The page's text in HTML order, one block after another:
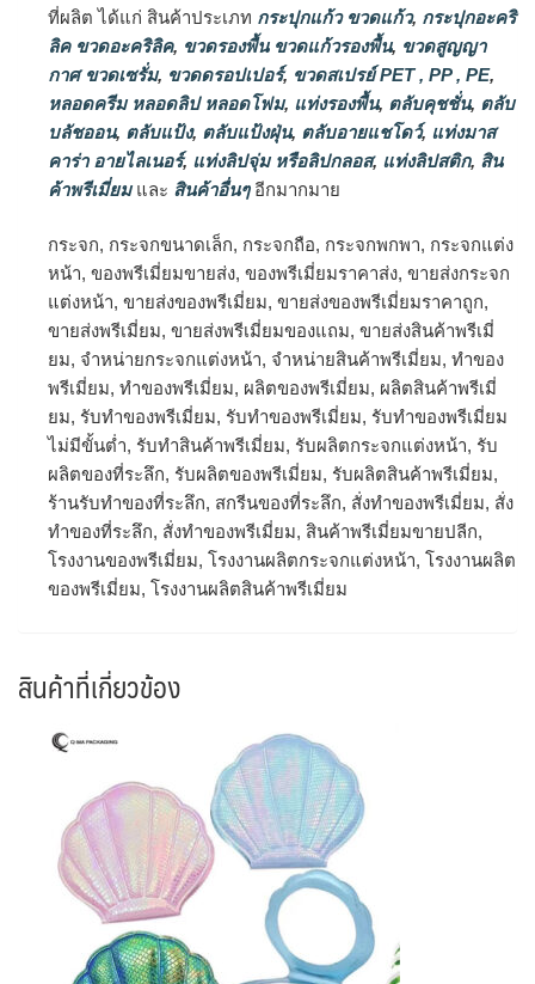
ที่ผลิต ได้แก่ สินค้าประเภท กระปุกแก้ว ขวดแก้ว, กระปุกอะคริ
ลิค ขวดอะคริลิค, ขวดรองพื้น ขวดแก้วรองพื้น, ขวดสูญญา
กาศ ขวดเซรั่ม, ขวดดรอปเปอร์, ขวดสเปรย์ PET , PP , PE,
หลอดครีม หลอดลิป หลอดโฟม, แท่งรองพื้น, ตลับคุชชั่น, ตลับ
บลัชออน, ตลับแป้ง, ตลับแป้งฝุ่น, ตลับอายแชโดว์, แท่งมาส
คาร่า อายไลเนอร์, แท่งลิปจุ่ม หรือลิปกลอส, แท่งลิปสติก, สิน
ค้าพรีเมี่ยมและ สินค้าอื่นๆอีกมากมาย
กระจก, กระจกขนาดเล็ก, กระจกถือ, กระจกพกพา, กระจกแต่ง
หน้า, ของพรีเมี่ยมขายส่ง, ของพรีเมี่ยมราคาส่ง, ขายส่งกระจก
แต่งหน้า, ขายส่งของพรีเมี่ยม, ขายส่งของพรีเมี่ยมราคาถูก,
ขายส่งพรีเมี่ยม, ขายส่งพรีเมี่ยมของแถม, ขายส่งสินค้าพรีเมี่
ยม, จำหน่ายกระจกแต่งหน้า, จำหน่ายสินค้าพรีเมี่ยม, ทำของ
พรีเมี่ยม, ทําของพรีเมี่ยม, ผลิตของพรีเมี่ยม, ผลิตสินค้าพรีเมี่
ยม, รับทำของพรีเมี่ยม, รับทําของพรีเมี่ยม, รับทําของพรีเมี่ยม
ไม่มีขั้นต่ำ, รับทําสินค้าพรีเมี่ยม, รับผลิตกระจกแต่งหน้า, รับ
ผลิตของที่ระลึก, รับผลิตของพรีเมี่ยม, รับผลิตสินค้าพรีเมี่ยม,
ร้านรับทําของที่ระลึก, สกรีนของที่ระลึก, สั่งทำของพรีเมี่ยม, สั่ง
ทําของที่ระลึก, สั่งทําของพรีเมี่ยม, สินค้าพรีเมี่ยมขายปลีก,
โรงงานของพรีเมี่ยม, โรงงานผลิตกระจกแต่งหน้า, โรงงานผลิต
ของพรีเมี่ยม, โรงงานผลิตสินค้าพรีเมี่ยม
สินค้าที่เกี่ยวข้อง